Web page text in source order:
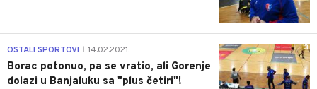
3
OSTALI SPORTOVI 14.02.2021.
Borac potonuo, pa se vratio, ali Gorenje
dolazi u Banjaluku sa "plus četiri"!